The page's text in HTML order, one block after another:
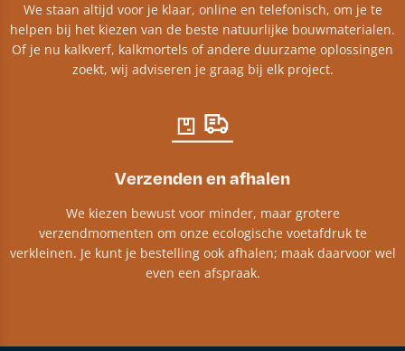
We staan altijd voor je klaar, online en telefonisch, om je te
helpen bij het kiezen van de beste natuurlijke bouwmaterialen.
Of je nu kalkverf, kalkmortels of andere duurzame oplossingen
zoekt, wij adviseren je graag bij elk project.​
Verzenden en afhalen
We kiezen bewust voor minder, maar grotere
verzendmomenten om onze ecologische voetafdruk te
verkleinen. Je kunt je bestelling ook afhalen; maak daarvoor wel
even een afspraak.